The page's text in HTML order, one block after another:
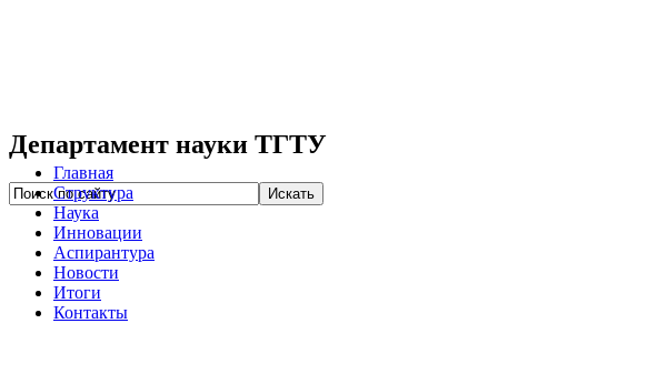
Департамент науки ТГТУ
Главная
Структура
Наука
Инновации
Аспирантура
Новости
Итоги
Контакты